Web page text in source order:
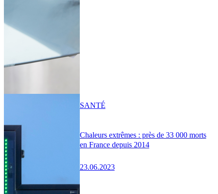
Chaleurs extrêmes : près de 33 000 morts
en France depuis 2014
23.06.2023
SANTÉ